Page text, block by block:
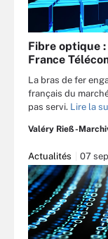
Fibre optique
France
La bras de fer
français du
pas servi. Lire la
Valéry Rieß-
Actualités 07